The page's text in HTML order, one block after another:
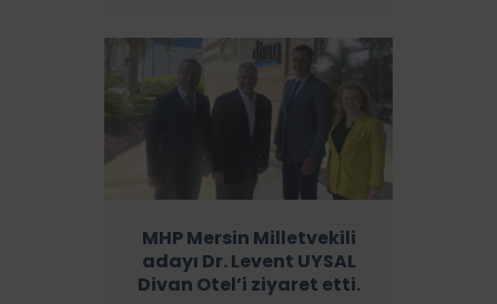
MHP Mersin Milletvekili
adayı Dr. Levent UYSAL
Divan Otel’i ziyaret etti.